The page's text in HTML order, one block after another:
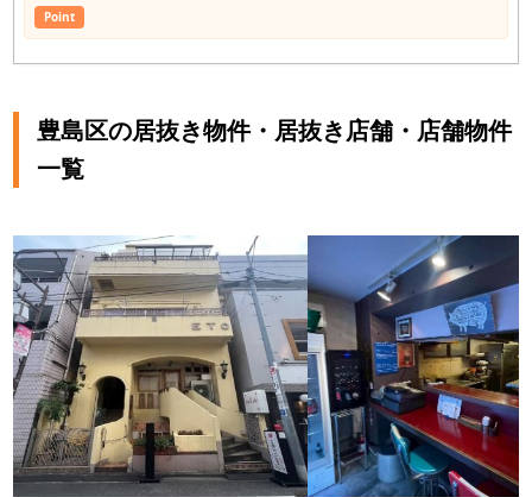
若干居酒屋の数が少ない傾向がある。 駒込駅前での居酒屋は成
功する可能性があると思われる。 和食 124店 居酒屋
スニック 20店 焼肉ホルモン 16店 カレー 16店 パン・サンドイ
ッチ 15店 ＜駒込駅周辺スポット情報＞ 染井吉野桜記念公園 東
Sakura とげぬき地蔵 高岩寺 神明都電車庫跡公園 東京都北区防
災センター (地震の科学館) <駒込駅 一日平均の乗降客数> 東京
メトロ南北線 駒込駅 36,384人2023年度一日平均 JR山手
線 駒込駅 40,906人2022年度一日平均
Point
豊島区の居抜き物件・居抜き店舗・店舗物件
一覧